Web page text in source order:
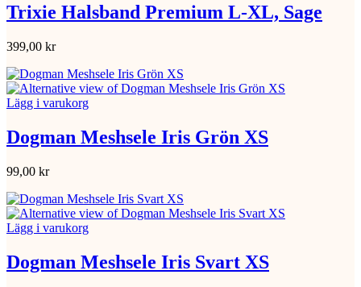
Trixie Halsband Premium L-XL, Sage
399,00 kr
Lägg i varukorg
Dogman Meshsele Iris Grön XS
99,00 kr
Lägg i varukorg
Dogman Meshsele Iris Svart XS